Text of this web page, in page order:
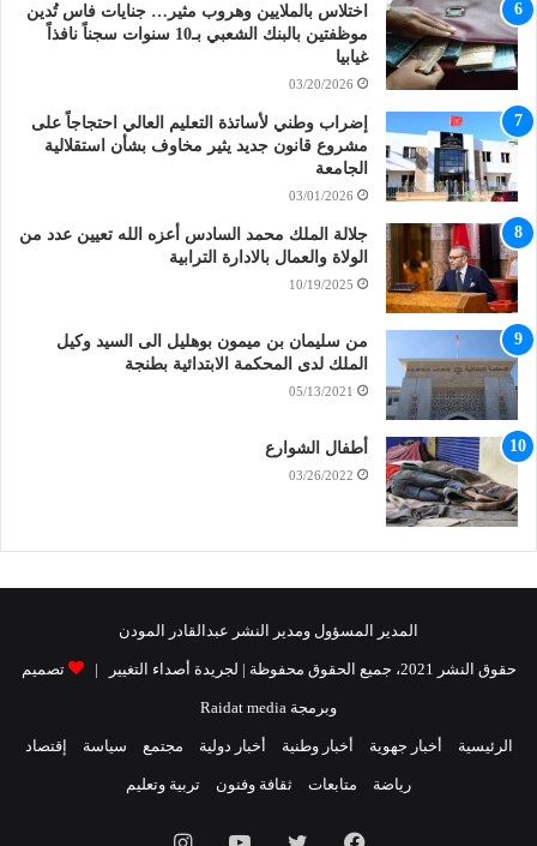
اختلاس بالملايين وهروب مثير… جنايات فاس تُدين
موظفتين بالبنك الشعبي بـ10 سنوات سجناً نافذاً
غيابيا
03/20/2026
إضراب وطني لأساتذة التعليم العالي احتجاجاً على
مشروع قانون جديد يثير مخاوف بشأن استقلالية
الجامعة
03/01/2026
جلالة الملك محمد السادس أعزه الله تعيين عدد من
الولاة والعمال بالادارة الترابية
10/19/2025
من سليمان بن ميمون بوهليل الى السيد وكيل
الملك لدى المحكمة الابتدائية بطنجة
05/13/2021
أطفال الشوارع
03/26/2022
المدير المسؤول ومدير النشر عبدالقادر المودن
حقوق النشر 2021، جميع الحقوق محفوظة | لجريدة أصداء التغيير | تصميم
وبرمجة Raidat media
الرئيسية أخبار جهوية أخبار وطنية أخبار دولية مجتمع سياسة إقتصاد
رياضة متابعات ثقافة وفنون تربية وتعليم